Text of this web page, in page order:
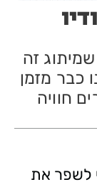
זה
כבר מזמן
חוויה
לשפר את